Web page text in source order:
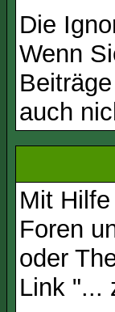
Die
Wenn
auch
Mit
Foren
oder
Link "...